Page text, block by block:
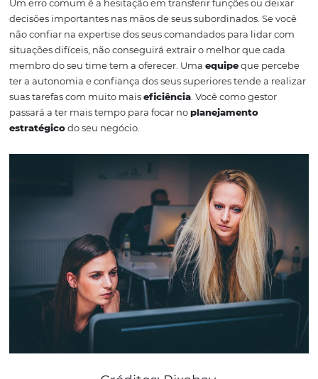
para você
otimizar o tempo dos seus colaboradores.
Delegue
responsabilidades
Um erro comum é a hesitação em transferir funções ou
decisões importantes nas mãos de seus subordinados.
não confiar na expertise dos seus comandados para
situações difíceis, não conseguirá extrair o melhor que
membro do seu time tem a oferecer. Umaequipe
ter a autonomia e confiança dos seus superiores tende
suas tarefas com muito maiseficiência.Você como
passará a ter mais tempo para focar noplanejamento
estratégicodo seu negócio.